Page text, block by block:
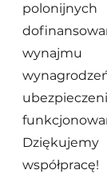
współpracę!